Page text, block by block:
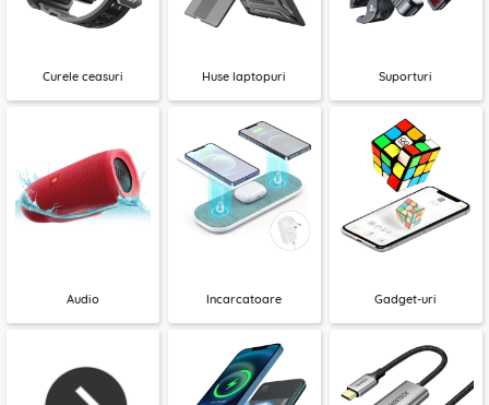
Curele ceasuri Huse laptopuri Suporturi
Audio Incarcatoare Gadget-uri